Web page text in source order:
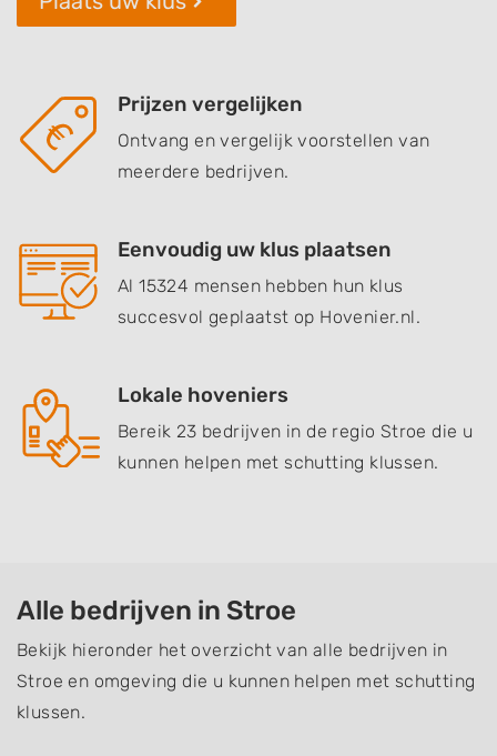
Prijzen vergelijken
Ontvang en vergelijk voorstellen van
meerdere bedrijven.
Eenvoudig uw klus plaatsen
Al 15324 mensen hebben hun klus
succesvol geplaatst op Hovenier.nl.
Lokale hoveniers
Bereik 23 bedrijven in de regio Stroe die u
kunnen helpen met schutting klussen.
Alle bedrijven in Stroe
Bekijk hieronder het overzicht van alle bedrijven in
Stroe en omgeving die u kunnen helpen met schutting
klussen.